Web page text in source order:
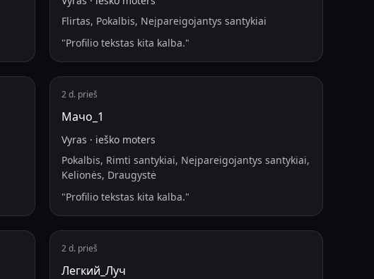
Flirtas, Pokalbis, Neįpareigojantys santykiai
"Profilio tekstas kita kalba."
2 d. prieš
Мачо_1
Vyras · ieško moters
Pokalbis, Rimti santykiai, Neįpareigojantys santykiai,
Kelionės, Draugystė
"Profilio tekstas kita kalba."
2 d. prieš
Легкий_Луч